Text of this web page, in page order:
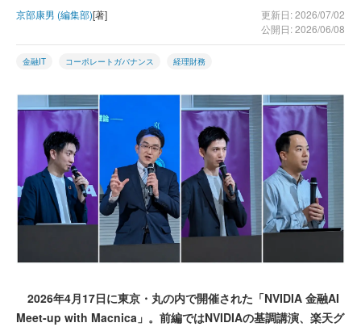
京部康男 (編集部)[著]
更新日: 2026/07/02
公開日: 2026/06/08
金融IT コーポレートガバナンス 経理財務
2026年4月17日に東京・丸の内で開催された「NVIDIA 金融AI
Meet-up with Macnica」。前編ではNVIDIAの基調講演、楽天グ